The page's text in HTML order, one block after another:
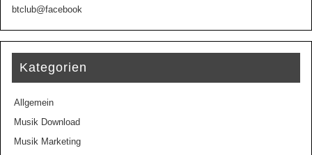
btclub@facebook
Kategorien
Allgemein
Musik Download
Musik Marketing